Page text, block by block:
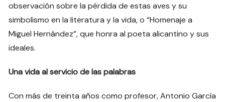
observación sobre la pérdida de estas aves y su
simbolismo en la literatura y la vida, o “Homenaje a
Miguel Hernández”, que honra al poeta alicantino y sus
ideales.
Una vida al servicio de las palabras
Con más de treinta años como profesor, Antonio García